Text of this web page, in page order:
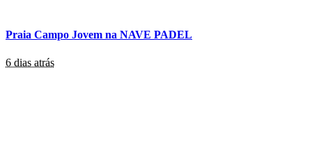
Praia Campo Jovem na NAVE PADEL
6 dias atrás